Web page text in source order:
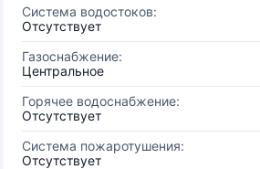
Система водостоков:
Отсутствует
Газоснабжение:
Центральное
Горячее водоснабжение:
Отсутствует
Система пожаротушения:
Отсутствует